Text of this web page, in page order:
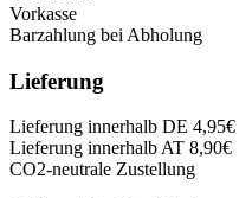
Vorkasse
Barzahlung bei Abholung
Lieferung
Lieferung innerhalb DE 4,95€
Lieferung innerhalb AT 8,90€
CO2-neutrale Zustellung